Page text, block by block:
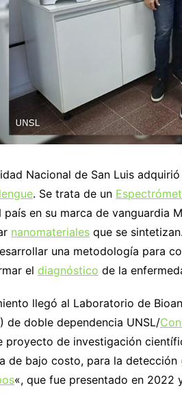
Nacional de San Luis
. Se trata de un
país en su marca de vanguardia
nanomateriales que se
una metodología para
el diagnóstico de la
llegó al Laboratorio de
de doble dependencia UNSL/
proyecto de investigación
de bajo costo, para la detección
«, que fue presentado en 2022